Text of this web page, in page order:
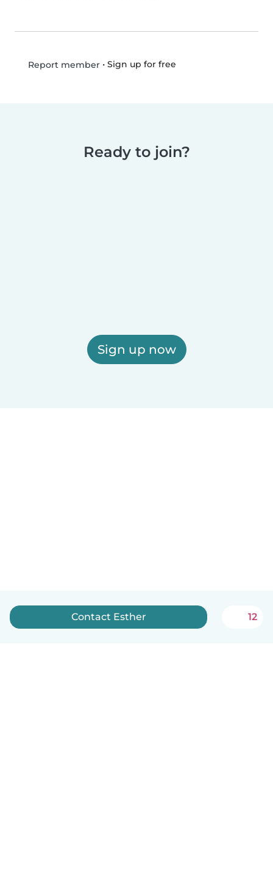
Report member• Sign up for free
Ready to join?
Sign up now
Contact Esther 12